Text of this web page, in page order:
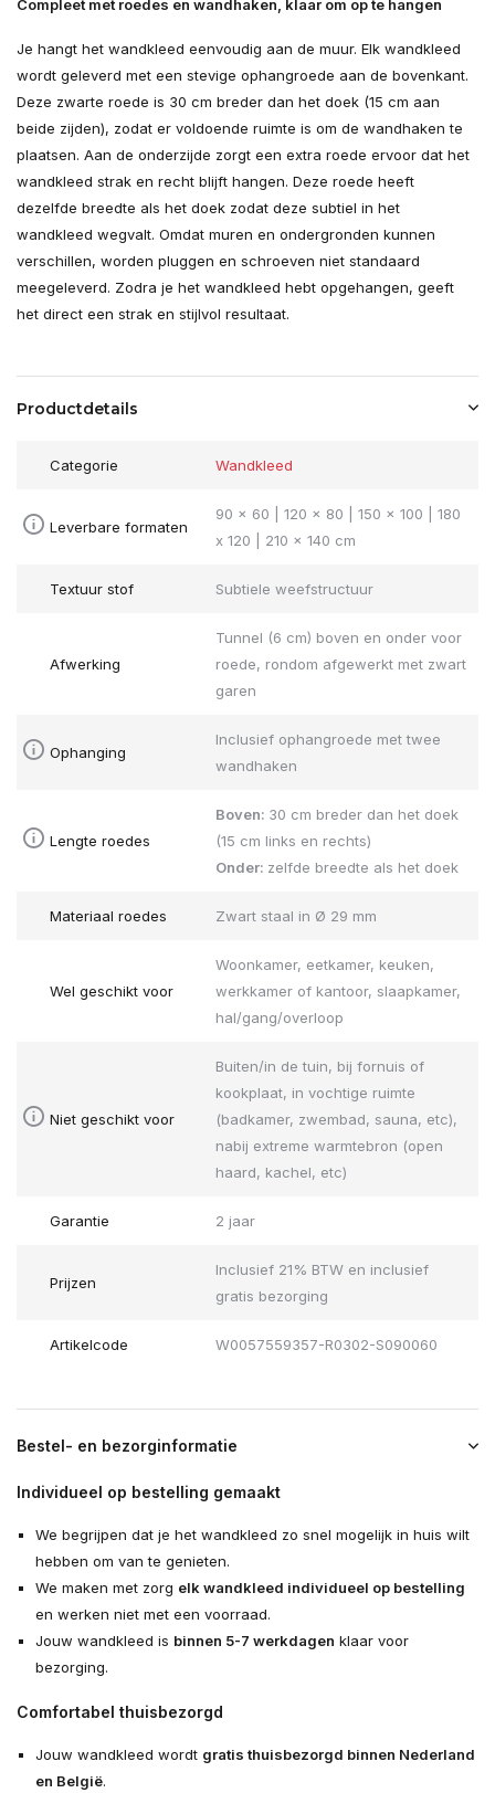
Compleet met roedes en wandhaken, klaar om op te hangen
Je hangt het wandkleed eenvoudig aan de muur. Elk wandkleed
wordt geleverd met een stevige ophangroede aan de bovenkant.
Deze zwarte roede is 30 cm breder dan het doek (15 cm aan
beide zijden), zodat er voldoende ruimte is om de wandhaken te
plaatsen. Aan de onderzijde zorgt een extra roede ervoor dat het
wandkleed strak en recht blijft hangen. Deze roede heeft
dezelfde breedte als het doek zodat deze subtiel in het
wandkleed wegvalt. Omdat muren en ondergronden kunnen
verschillen, worden pluggen en schroeven niet standaard
meegeleverd. Zodra je het wandkleed hebt opgehangen, geeft
het direct een strak en stijlvol resultaat.
Productdetails
Categorie Wandkleed
Leverbare formaten
90 x 60 | 120 x 80 | 150 x 100 | 180
x 120 | 210 x 140 cm
Textuur stof Subtiele weefstructuur
Afwerking
Tunnel (6 cm) boven en onder voor
roede, rondom afgewerkt met zwart
garen
Ophanging
Inclusief ophangroede met twee
wandhaken
Lengte roedes
Boven: 30 cm breder dan het doek
(15 cm links en rechts)
Onder: zelfde breedte als het doek
Materiaal roedes Zwart staal in Ø 29 mm
Wel geschikt voor
Woonkamer, eetkamer, keuken,
werkkamer of kantoor, slaapkamer,
hal/gang/overloop
Niet geschikt voor
Buiten/in de tuin, bij fornuis of
kookplaat, in vochtige ruimte
(badkamer, zwembad, sauna, etc),
nabij extreme warmtebron (open
haard, kachel, etc)
Garantie 2 jaar
Prijzen
Inclusief 21% BTW en inclusief
gratis bezorging
Artikelcode W0057559357-R0302-S090060
Bestel- en bezorginformatie
Individueel op bestelling gemaakt
We begrijpen dat je het wandkleed zo snel mogelijk in huis wilt
hebben om van te genieten.
We maken met zorg elk wandkleed individueel op bestelling
en werken niet met een voorraad.
Jouw wandkleed is binnen 5-7 werkdagen klaar voor
bezorging.
Comfortabel thuisbezorgd
Jouw wandkleed wordt gratis thuisbezorgd binnen Nederland
en België.